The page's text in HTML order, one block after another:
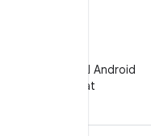
ติดตามนักพัฒนาแอป Android
บน WeChat